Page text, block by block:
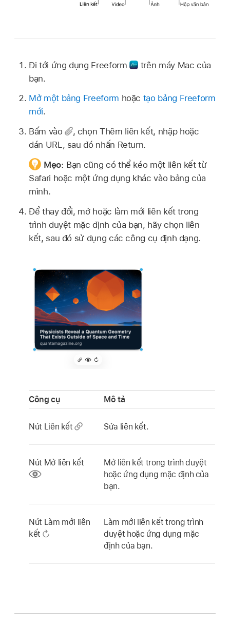
Đi tới ứng dụng Freeform
trên máy Mac của
bạn.
Mở một bảng Freeform hoặc tạo bảng Freeform
mới.
Bấm vào
, chọn Thêm liên kết, nhập hoặc
dán URL, sau đó nhấn Return.
Mẹo: Bạn cũng có thể kéo một liên kết từ
Safari hoặc một ứng dụng khác vào bảng của
mình.
Để thay đổi, mở hoặc làm mới liên kết trong
trình duyệt mặc định của bạn, hãy chọn liên
kết, sau đó sử dụng các công cụ định dạng.
Công cụ Mô tả
Nút Liên kết Sửa liên kết.
Nút Mở liên kết
Mở liên kết trong trình duyệt
hoặc ứng dụng mặc định của
bạn.
Nút Làm mới liên
kết
Làm mới liên kết trong trình
duyệt hoặc ứng dụng mặc
định của bạn.